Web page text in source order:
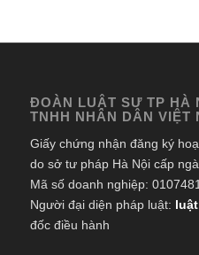
ĐOÀN LUẬT SƯ TP HÀ
TNHH NHÂN DÂN VIỆT
Giấy chứng nhận đăng ký
do sở tư pháp Hà Nội cấp
Mã số doanh nghiệp:
Người đại diện pháp luật:
đốc điều hành